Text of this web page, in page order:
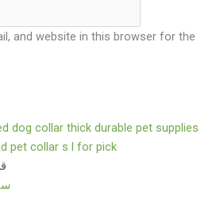
and website in this browser for the